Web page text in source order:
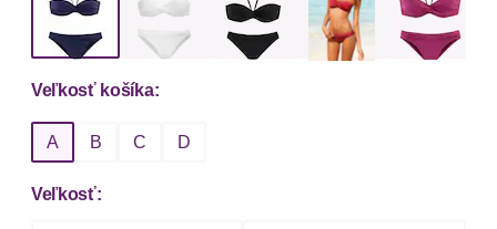
Veľkosť košíka:
A B C D
Veľkosť: